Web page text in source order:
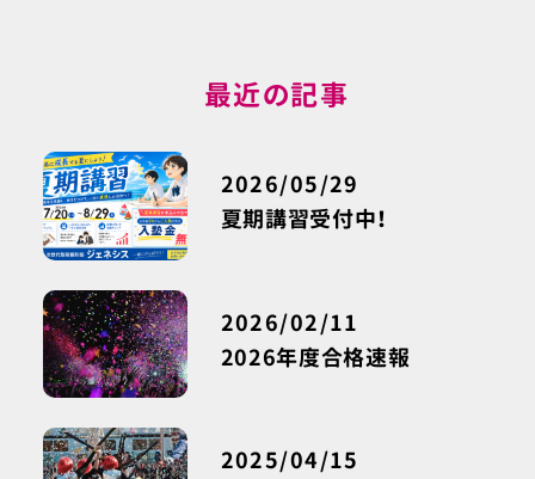
最近の記事
夏期講習受付中！
2026/05/29
2026年度合格速報
2026/02/11
2025/04/15